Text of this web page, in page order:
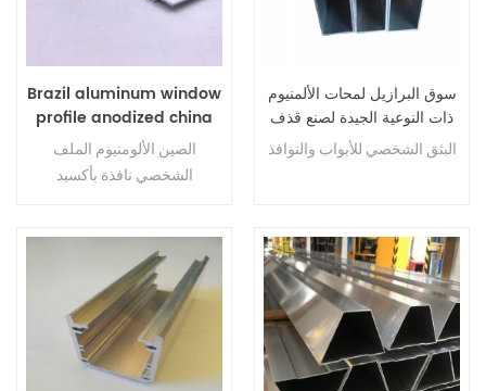
Brazil aluminum window
profile anodized china
aluminum window
profile
الصين الألومنيوم الملف
الشخصي نافذة بأكسيد
سوق البرازيل لمحات الألمنيوم
ذات النوعية الجيدة لصنع قذف
للأبواب والنوافذ
البثق الشخصي للأبواب والنوافذ